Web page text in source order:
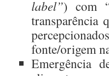
label”) com
transparência
fonte/origem
Emergência